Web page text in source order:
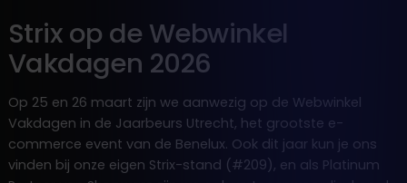
Strix op de Webwinkel
Vakdagen 2026
Op 25 en 26 maart zijn we aanwezig op de Webwinkel
Vakdagen in de Jaarbeurs Utrecht, het grootste e-
commerce event van de Benelux. Ook dit jaar kun je ons
vinden bij onze eigen Strix-stand (#209), en als Platinum